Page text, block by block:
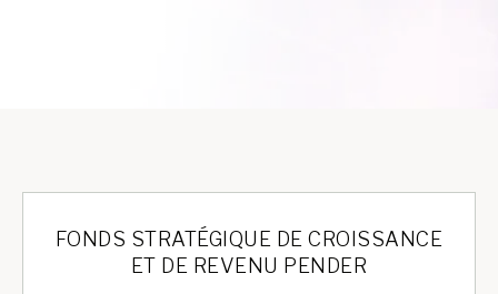
FONDS STRATÉGIQUE DE CROISSANCE
ET DE REVENU PENDER